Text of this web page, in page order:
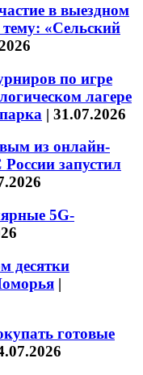
в выездном
«Сельский
по игре
лагере
| 31.07.2026
из онлайн-
запустил
5G-
десятки
|
готовые